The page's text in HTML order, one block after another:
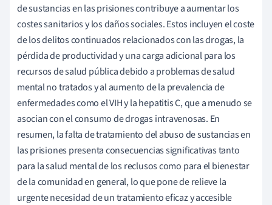
de sustancias en las prisiones contribuye a aumentar los
costes sanitarios y los daños sociales. Estos incluyen el coste
de los delitos continuados relacionados con las drogas, la
pérdida de productividad y una carga adicional para los
recursos de salud pública debido a problemas de salud
mental no tratados y al aumento de la prevalencia de
enfermedades como el VIH y la hepatitis C, que a menudo se
asocian con el consumo de drogas intravenosas. En
resumen, la falta de tratamiento del abuso de sustancias en
las prisiones presenta consecuencias significativas tanto
para la salud mental de los reclusos como para el bienestar
de la comunidad en general, lo que pone de relieve la
urgente necesidad de un tratamiento eficaz y accesible